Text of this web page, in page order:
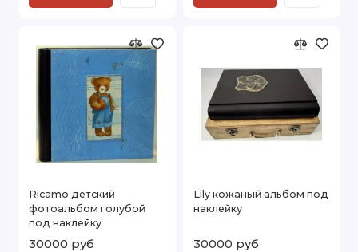
Ricamo детский
фотоальбом голубой
под наклейку
30000 руб
Lily кожаный альбом под
наклейку
30000 руб